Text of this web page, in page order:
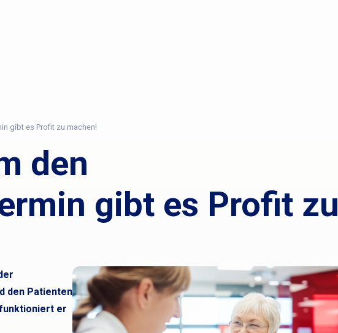
gibt es Profit zu machen!
den
gibt es Profit zu
den Patienten
er